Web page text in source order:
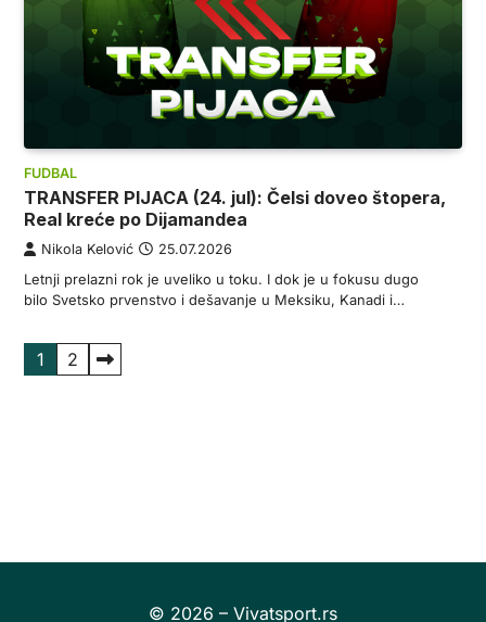
FUDBAL
TRANSFER PIJACA (24. jul): Čelsi doveo štopera,
Real kreće po Dijamandea
Nikola Kelović 25.07.2026
Letnji prelazni rok je uveliko u toku. I dok je u fokusu dugo
bilo Svetsko prvenstvo i dešavanje u Meksiku, Kanadi i…
Пагинација
1 2